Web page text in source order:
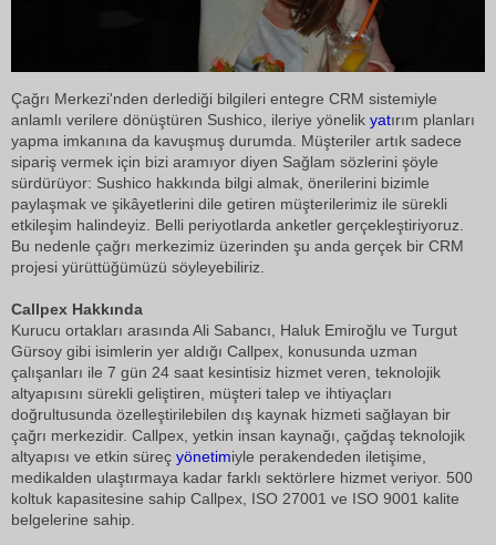
Çağrı Merkezi'nden derlediği bilgileri entegre CRM sistemiyle
anlamlı verilere dönüştüren Sushico, ileriye yönelik yatırım planları
yapma imkanına da kavuşmuş durumda. Müşteriler artık sadece
sipariş vermek için bizi aramıyor diyen Sağlam sözlerini şöyle
sürdürüyor: Sushico hakkında bilgi almak, önerilerini bizimle
paylaşmak ve şikâyetlerini dile getiren müşterilerimiz ile sürekli
etkileşim halindeyiz. Belli periyotlarda anketler gerçekleştiriyoruz.
Bu nedenle çağrı merkezimiz üzerinden şu anda gerçek bir CRM
projesi yürüttüğümüzü söyleyebiliriz.
Callpex Hakkında
Kurucu ortakları arasında Ali Sabancı, Haluk Emiroğlu ve Turgut
Gürsoy gibi isimlerin yer aldığı Callpex, konusunda uzman
çalışanları ile 7 gün 24 saat kesintisiz hizmet veren, teknolojik
altyapısını sürekli geliştiren, müşteri talep ve ihtiyaçları
doğrultusunda özelleştirilebilen dış kaynak hizmeti sağlayan bir
çağrı merkezidir. Callpex, yetkin insan kaynağı, çağdaş teknolojik
altyapısı ve etkin süreç yönetimiyle perakendeden iletişime,
medikalden ulaştırmaya kadar farklı sektörlere hizmet veriyor. 500
koltuk kapasitesine sahip Callpex, ISO 27001 ve ISO 9001 kalite
belgelerine sahip.